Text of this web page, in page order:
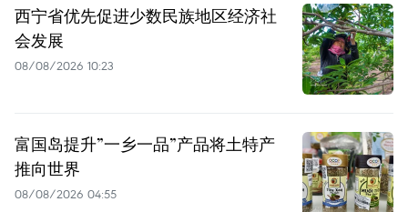
西宁省优先促进少数民族地区经济社
会发展
08/08/2026 10:23
富国岛提升”一乡一品”产品将土特产
推向世界
08/08/2026 04:55